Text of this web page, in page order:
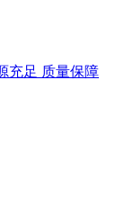
充足 质量保障